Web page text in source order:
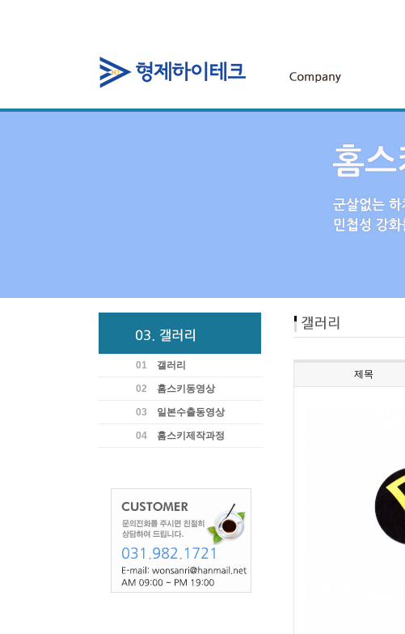
01 갤러리
02 홈스키동영상
03 일본수출동영상
04 홈스키제작과정
제목